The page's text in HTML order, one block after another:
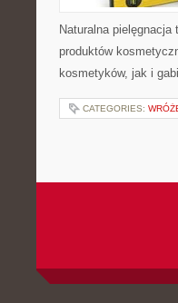
Naturalna
produktów
kosmetyków, jak i
CATEGORIES: